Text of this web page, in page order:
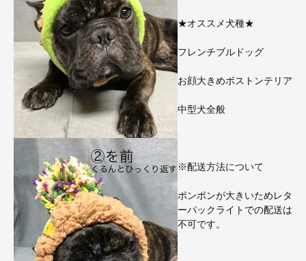
★オススメ犬種★
フレンチブルドッグ
お顔大きめボストンテリア
中型犬全般
※配送方法について
ポンポンが大きいためレタ
ーパックライトでの配送は
不可です。